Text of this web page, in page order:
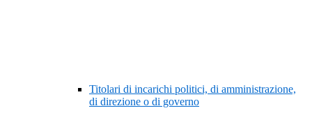
Titolari di incarichi politici, di amministrazione,
di direzione o di governo